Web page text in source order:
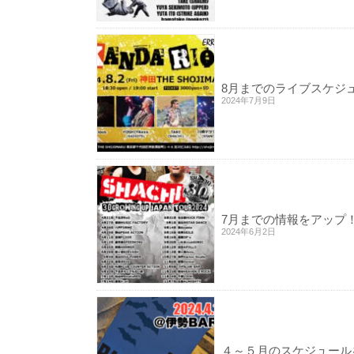
8月までのライブスケジ
2024年7月9日
7月までの情報をアップ！
2024年6月2日
４～５月のスケジュール